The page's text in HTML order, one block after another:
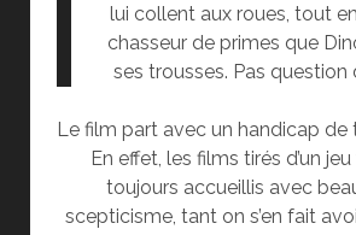
lui collent aux roues, tout
chasseur de primes que
ses trousses. Pas question
Le film part avec un handicap de
En effet, les films tirés d’un
toujours accueillis avec
scepticisme, tant on s’en fait